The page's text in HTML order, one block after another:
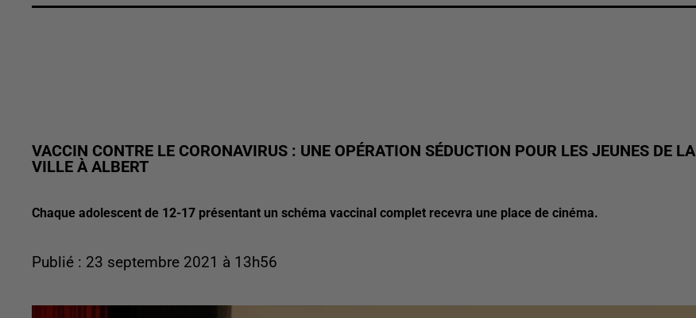
VACCIN CONTRE LE CORONAVIRUS : UNE OPÉRATION SÉDUCTION POUR LES JEUNES DE LA
VILLE À ALBERT
Chaque adolescent de 12-17 présentant un schéma vaccinal complet recevra une place de cinéma.
Publié : 23 septembre 2021 à 13h56